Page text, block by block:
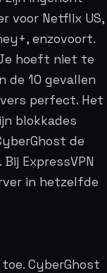
voor Netflix US,
enzovoort.
hoeft niet te
de 10 gevallen
perfect. Het
blokkades
de
ExpressVPN
in hetzelfde
CyberGhost